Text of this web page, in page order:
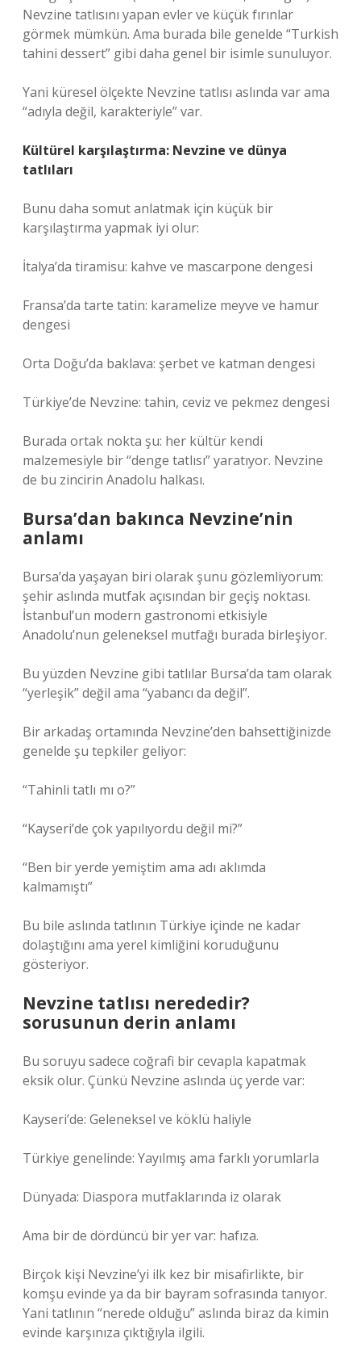
Nevzine tatlısını yapan evler ve küçük fırınlar
görmek mümkün. Ama burada bile genelde “Turkish
tahini dessert” gibi daha genel bir isimle sunuluyor.
Yani küresel ölçekte Nevzine tatlısı aslında var ama
“adıyla değil, karakteriyle” var.
Kültürel karşılaştırma: Nevzine ve dünya
tatlıları
Bunu daha somut anlatmak için küçük bir
karşılaştırma yapmak iyi olur:
İtalya’da tiramisu: kahve ve mascarpone dengesi
Fransa’da tarte tatin: karamelize meyve ve hamur
dengesi
Orta Doğu’da baklava: şerbet ve katman dengesi
Türkiye’de Nevzine: tahin, ceviz ve pekmez dengesi
Burada ortak nokta şu: her kültür kendi
malzemesiyle bir “denge tatlısı” yaratıyor. Nevzine
de bu zincirin Anadolu halkası.
Bursa’dan bakınca Nevzine’nin
anlamı
Bursa’da yaşayan biri olarak şunu gözlemliyorum:
şehir aslında mutfak açısından bir geçiş noktası.
İstanbul’un modern gastronomi etkisiyle
Anadolu’nun geleneksel mutfağı burada birleşiyor.
Bu yüzden Nevzine gibi tatlılar Bursa’da tam olarak
“yerleşik” değil ama “yabancı da değil”.
Bir arkadaş ortamında Nevzine’den bahsettiğinizde
genelde şu tepkiler geliyor:
“Tahinli tatlı mı o?”
“Kayseri’de çok yapılıyordu değil mi?”
“Ben bir yerde yemiştim ama adı aklımda
kalmamıştı”
Bu bile aslında tatlının Türkiye içinde ne kadar
dolaştığını ama yerel kimliğini koruduğunu
gösteriyor.
Nevzine tatlısı nerededir?
sorusunun derin anlamı
Bu soruyu sadece coğrafi bir cevapla kapatmak
eksik olur. Çünkü Nevzine aslında üç yerde var:
Kayseri’de: Geleneksel ve köklü haliyle
Türkiye genelinde: Yayılmış ama farklı yorumlarla
Dünyada: Diaspora mutfaklarında iz olarak
Ama bir de dördüncü bir yer var: hafıza.
Birçok kişi Nevzine’yi ilk kez bir misafirlikte, bir
komşu evinde ya da bir bayram sofrasında tanıyor.
Yani tatlının “nerede olduğu” aslında biraz da kimin
evinde karşınıza çıktığıyla ilgili.